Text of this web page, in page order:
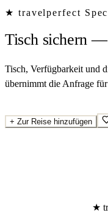
★ travelperfect
Tisch sichern—
Tisch, Verfügbarkeit und
übernimmt die Anfrage
+ Zur Reise hinzufügen
★